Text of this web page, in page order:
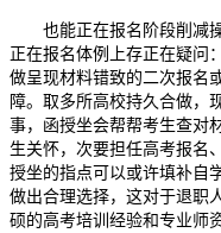
也能正在报名阶段削减操
正在报名体例上存正在疑问
做呈现材料错致的二次报名
障。取多所高校持久合做，
事，函授坐会帮帮考生查对
生关怀，次要担任高考报名
授坐的指点可以或许填补自
做出合理选择，这对于退职
硕的高考培训经验和专业师